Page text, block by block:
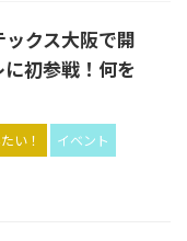
ックス大阪で開
初参戦！何を
い！ イベント